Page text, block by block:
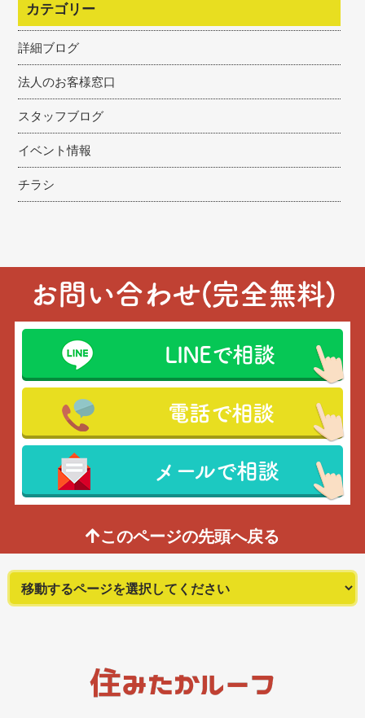
カテゴリー
詳細ブログ
法人のお客様窓口
スタッフブログ
イベント情報
チラシ
お問い合わせ(完全無料)
LINEで相談
電話で相談
メールで相談
このページの先頭へ戻る